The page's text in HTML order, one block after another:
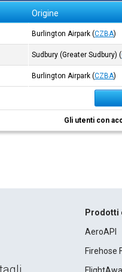
Origine
Burlington Airpark (CZBA)
Sudbury (Greater Sudbury) (
Burlington Airpark (CZBA)
Gli utenti con
Prodotti
AeroAPI
Firehose